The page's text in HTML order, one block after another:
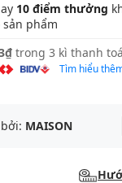
10 điểm thưởng
phẩm
trong 3 kì thanh
Tìm hiểu
MAISON